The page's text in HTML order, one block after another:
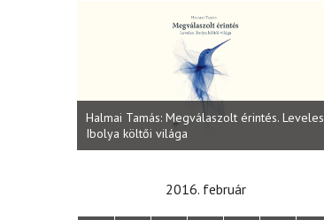
Halmai Tamás: Megválaszolt érintés. Leveles
Ibolya költői világa
2016. február